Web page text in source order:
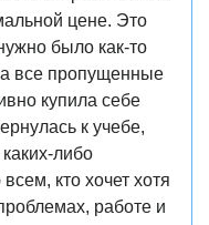
цене. Это
было как-то
все пропущенные
купила себе
к учебе,
либо
кто хочет хотя
работе и